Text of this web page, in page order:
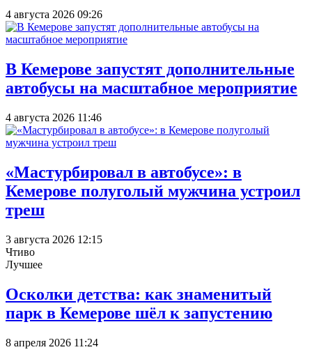
4 августа 2026 09:26
В Кемерове запустят дополнительные
автобусы на масштабное мероприятие
4 августа 2026 11:46
«Мастурбировал в автобусе»: в
Кемерове полуголый мужчина устроил
треш
3 августа 2026 12:15
Чтиво
Лучшее
Осколки детства: как знаменитый
парк в Кемерове шёл к запустению
8 апреля 2026 11:24